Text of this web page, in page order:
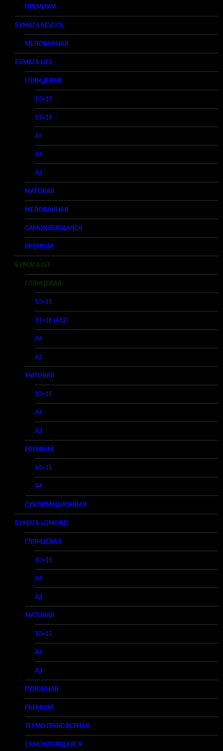
ПРЕМИУМ
БУМАГА REVCOL
МЕЛОВАННАЯ
БУМАГА LIFE
ГЛЯНЦЕВАЯ
10×15
13×18
A5
A4
A3
МАТОВАЯ
МЕЛОВАННАЯ
САМОКЛЕЯЩАЯСЯ
PREMIUM
БУМАГА IST
ГЛЯНЦЕВАЯ
10×15
13×18 (A12)
A4
A3
МАТОВАЯ
10×15
A4
A3
PREMIUM
10×15
A4
СУБЛИМАЦИОННАЯ
БУМАГА LOMOND
ГЛЯНЦЕВАЯ
10×15
A4
A3
МАТОВАЯ
10×15
A4
A3
РУЛОННАЯ
PREMIUM
ТЕРМОТРАНСФЕРНАЯ
САМОКЛЕЯЩАЯСЯ